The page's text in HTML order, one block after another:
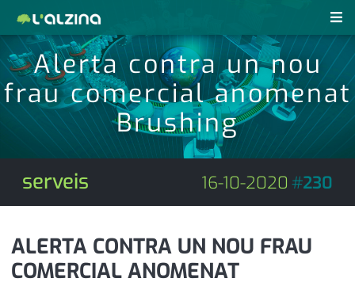
notícies
últimes notícies
activitats
agenda
empresa
revistes pdf
anunciants
subscripció
contacte
Alerta contra un nou
frau comercial anomenat
Brushing
serveis 16-10-2020 #230
ALERTA CONTRA UN NOU FRAU
COMERCIAL ANOMENAT